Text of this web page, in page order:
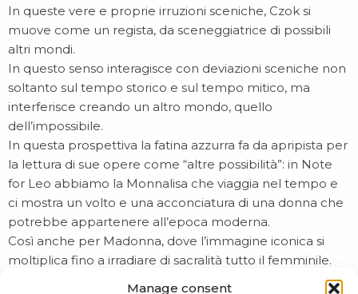
Manage consent
In queste vere e proprie irruzioni sceniche, Czok si
muove come un regista, da sceneggiatrice di possibili
altri mondi.
In questo senso interagisce con deviazioni sceniche non
soltanto sul tempo storico e sul tempo mitico, ma
interferisce creando un altro mondo, quello
dell’impossibile.
In questa prospettiva la fatina azzurra fa da apripista per
la lettura di sue opere come “altre possibilità”: in Note
for Leo abbiamo la Monnalisa che viaggia nel tempo e
ci mostra un volto e una acconciatura di una donna che
potrebbe appartenere all’epoca moderna.
Così anche per Madonna, dove l’immagine iconica si
moltiplica fino a irradiare di sacralità tutto il femminile.
La sua produzione è così ardita che tange l’allegorico e il